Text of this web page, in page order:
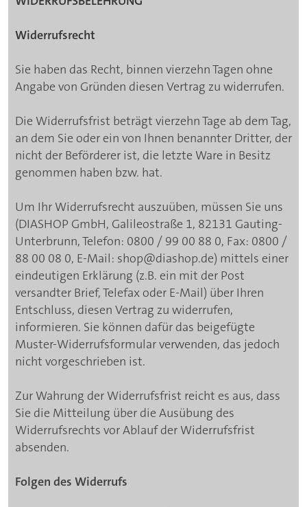
Widerrufsrecht
Sie haben das Recht, binnen vierzehn Tagen ohne
Angabe von Gründen diesen Vertrag zu widerrufen.
Die Widerrufsfrist beträgt vierzehn Tage ab dem Tag,
an dem Sie oder ein von Ihnen benannter Dritter, der
nicht der Beförderer ist, die letzte Ware in Besitz
genommen haben bzw. hat.
Um Ihr Widerrufsrecht auszuüben, müssen Sie uns
(DIASHOP GmbH, Galileostraße 1, 82131 Gauting-
Unterbrunn, Telefon: 0800 / 99 00 88 0, Fax: 0800 /
88 00 08 0, E-Mail: shop@diashop.de) mittels einer
eindeutigen Erklärung (z.B. ein mit der Post
versandter Brief, Telefax oder E-Mail) über Ihren
Entschluss, diesen Vertrag zu widerrufen,
informieren. Sie können dafür das beigefügte
Muster-Widerrufsformular verwenden, das jedoch
nicht vorgeschrieben ist.
Zur Wahrung der Widerrufsfrist reicht es aus, dass
Sie die Mitteilung über die Ausübung des
Widerrufsrechts vor Ablauf der Widerrufsfrist
absenden.
Folgen des Widerrufs